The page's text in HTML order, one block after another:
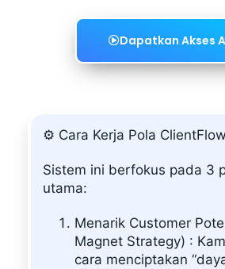
Dapatkan Akses
⚙️ Cara Kerja Pola ClientFlow
Sistem ini berfokus pada 3
utama:
Menarik Customer
Magnet Strategy) :
cara menciptakan